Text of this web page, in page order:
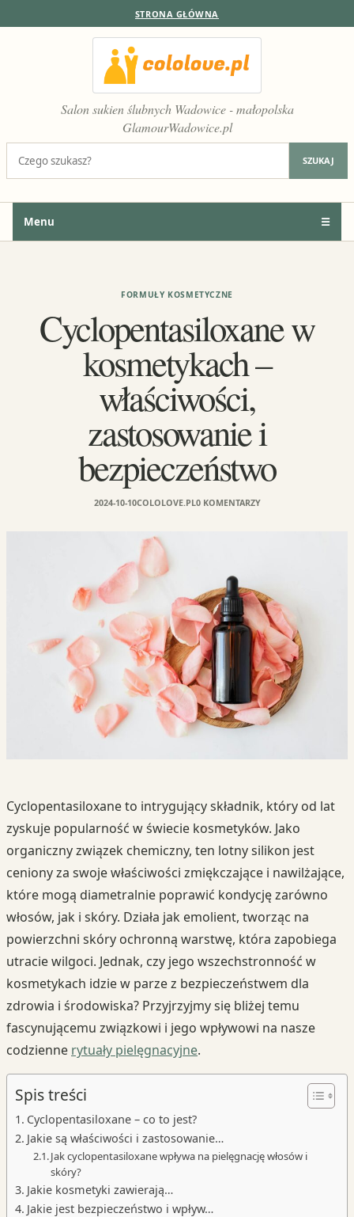
STRONA GŁÓWNA
Salon sukien ślubnych Wadowice - małopolska
GlamourWadowice.pl
SZUKAJ
Menu ☰
FORMUŁY KOSMETYCZNE
Cyclopentasiloxane w
kosmetykach –
właściwości,
zastosowanie i
bezpieczeństwo
2024-10-10COLOLOVE.PL0 KOMENTARZY
Cyclopentasiloxane to intrygujący składnik, który od lat
zyskuje popularność w świecie kosmetyków. Jako
organiczny związek chemiczny, ten lotny silikon jest
ceniony za swoje właściwości zmiękczające i nawilżające,
które mogą diametralnie poprawić kondycję zarówno
włosów, jak i skóry. Działa jak emolient, tworząc na
powierzchni skóry ochronną warstwę, która zapobiega
utracie wilgoci. Jednak, czy jego wszechstronność w
kosmetykach idzie w parze z bezpieczeństwem dla
zdrowia i środowiska? Przyjrzyjmy się bliżej temu
fascynującemu związkowi i jego wpływowi na nasze
codzienne rytuały pielęgnacyjne.
Spis treści
Cyclopentasiloxane – co to jest?
Jakie są właściwości i zastosowanie…
Jak cyclopentasiloxane wpływa na pielęgnację włosów i
skóry?
Jakie kosmetyki zawierają…
Jakie jest bezpieczeństwo i wpływ…